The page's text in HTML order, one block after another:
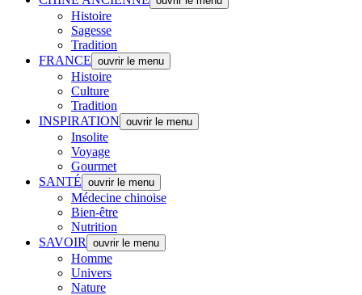
Histoire
Sagesse
Tradition
FRANCE ouvrir le menu
Histoire
Culture
Tradition
INSPIRATION ouvrir le menu
Insolite
Voyage
Gourmet
SANTÉ ouvrir le menu
Médecine chinoise
Bien-être
Nutrition
SAVOIR
ouvrir le menu
Homme
Univers
Nature